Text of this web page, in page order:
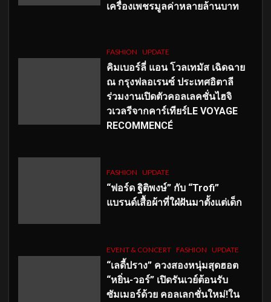
เครื่องเพชรมูลค่าหลายล้านบาท
FASHION UPDATE
คิมเบอร์ลี่ แอน โวลเทมัส เฉิดฉาย
ณ กรุงฟลอเรนซ์ ประเทศอิตาลี
ร่วมงานเปิดตัวคอลเลคชั่นไฮจิ
วเวลรีจากคาร์เทียร์LE VOYAGE
RECOMMENCÉ
FASHION UPDATE
“ฟอร์ด ฐิติพงษ์” กับ “Trofi”
แบรนด์เสื้อผ้าที่ใฝ่ฝันมาตั้งแต่เด็ก
EVENT & CONCERT FASHION UPDATE
“เลดี้ปราง” ควงสองหนุ่มสุดฮอต
“หยิ่น-วอร์” เปิดรันเวย์ต้อนรับ
ซัมเมอร์ด้วย คอลเลกชั่นใหม่!ใน